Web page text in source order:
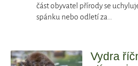
část obyvatel přírody se
spánku nebo odletí za…
Vydra